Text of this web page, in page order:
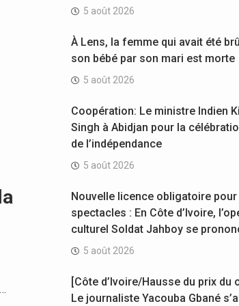
5 août 2026
À Lens, la femme qui avait été
son bébé par son mari est morte
5 août 2026
Coopération: Le ministre Indien
Singh à Abidjan pour la
de l’indépendance
5 août 2026
Nouvelle licence obligatoire pour
spectacles : En Côte d’Ivoire,
culturel Soldat Jahboy se
5 août 2026
[Côte d’Ivoire/Hausse du prix du
Le journaliste Yacouba Gbané